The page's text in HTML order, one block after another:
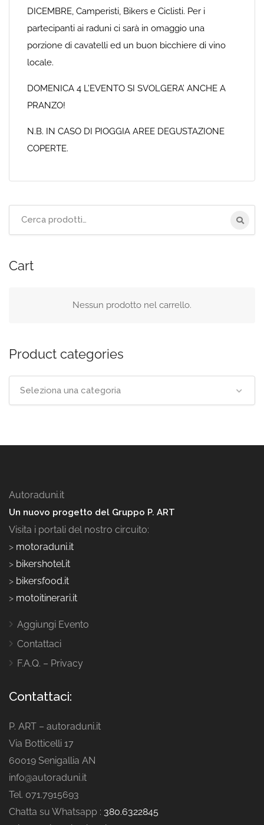
DICEMBRE, Camperisti, Bikers e Ciclisti. Per i
partecipanti ai raduni ci sarà in omaggio una
porzione di cavatelli ed un buon bicchiere di vino
locale.
DOMENICA 4 L’EVENTO SI SVOLGERA’ ANCHE A
PRANZO!
N.B. IN CASO DI PIOGGIA AREE DEGUSTAZIONE
COPERTE.
Cart
Nessun prodotto nel carrello.
Product categories
Seleziona una categoria
Autoraduni.it
Un nuovo progetto del Gruppo P. ART
Visita i portali del nostro circuito:
> motoraduni.it
> bikershotel.it
> bikersfood.it
> motoitinerari.it
Aggiungi Evento
Contattaci
F.A.Q. – Privacy
Contattaci:
P. ART – autoraduni.it
Via Botticelli 17
60019 Senigallia AN
info@autoraduni.it
Tel. 071.7915693
Chatta su Whatsapp : 380.6322845